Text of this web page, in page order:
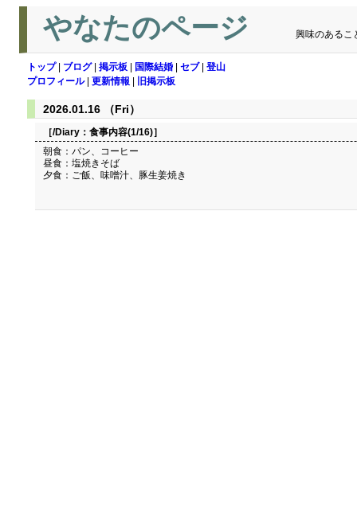
やなたのページ 興味のあるこ
トップ| ブログ| 掲示板 国際結婚 セブ| 登山
プロフィール| 更新情報 旧掲示板
2026.01.16 （Fri）
［/Diary： 食事内容(1/16)］
朝食：パン、コーヒー
昼食：塩焼きそば
夕食：ご飯、味噌汁、豚生姜焼き